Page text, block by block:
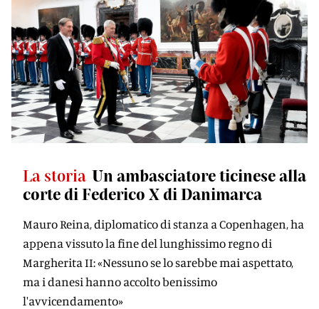
La storia Un ambasciatore ticinese alla
corte di Federico X di Danimarca
Mauro Reina, diplomatico di stanza a Copenhagen, ha
appena vissuto la fine del lunghissimo regno di
Margherita II: «Nessuno se lo sarebbe mai aspettato,
ma i danesi hanno accolto benissimo
l'avvicendamento»